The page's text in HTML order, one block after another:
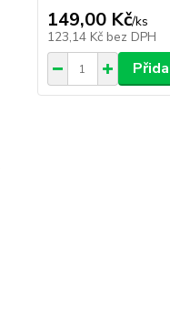
149,00 Kč/ks
123,14 Kč bez DPH